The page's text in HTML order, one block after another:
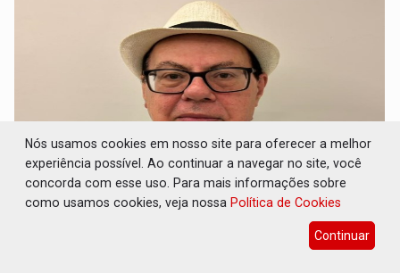
COM DIFICULDADES: Novo govenador vai
Nós usamos cookies em nosso site para oferecer a melhor
experiência possível. Ao continuar a navegar no site, você
concorda com esse uso. Para mais informações sobre
como usamos cookies, veja nossa Política de Cookies
Continuar